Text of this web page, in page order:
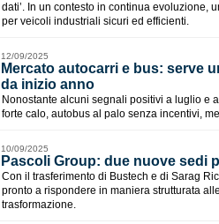
dati’. In un contesto in continua evoluzione,
per veicoli industriali sicuri ed efficienti.
12/09/2025
Mercato autocarri e bus: serve
da inizio anno
Nonostante alcuni segnali positivi a luglio e
forte calo, autobus al palo senza incentivi,
10/09/2025
Pascoli Group: due nuove sedi
Con il trasferimento di Bustech e di Sarag
pronto a rispondere in maniera strutturata
trasformazione.